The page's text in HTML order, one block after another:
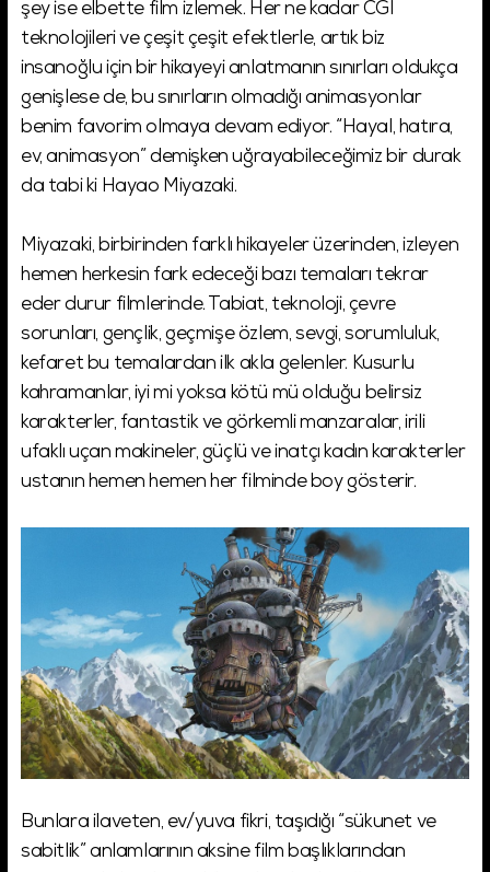
şey ise elbette film izlemek. Her ne kadar CGI
teknolojileri ve çeşit çeşit efektlerle, artık biz
insanoğlu için bir hikayeyi anlatmanın sınırları oldukça
genişlese de, bu sınırların olmadığı animasyonlar
benim favorim olmaya devam ediyor. “Hayal, hatıra,
ev, animasyon” demişken uğrayabileceğimiz bir durak
da tabi ki Hayao Miyazaki.
Miyazaki, birbirinden farklı hikayeler üzerinden, izleyen
hemen herkesin fark edeceği bazı temaları tekrar
eder durur filmlerinde. Tabiat, teknoloji, çevre
sorunları, gençlik, geçmişe özlem, sevgi, sorumluluk,
kefaret bu temalardan ilk akla gelenler. Kusurlu
kahramanlar, iyi mi yoksa kötü mü olduğu belirsiz
karakterler, fantastik ve görkemli manzaralar, irili
ufaklı uçan makineler, güçlü ve inatçı kadın karakterler
ustanın hemen hemen her filminde boy gösterir.
Bunlara ilaveten, ev/yuva fikri, taşıdığı “sükunet ve
sabitlik” anlamlarının aksine film başlıklarından